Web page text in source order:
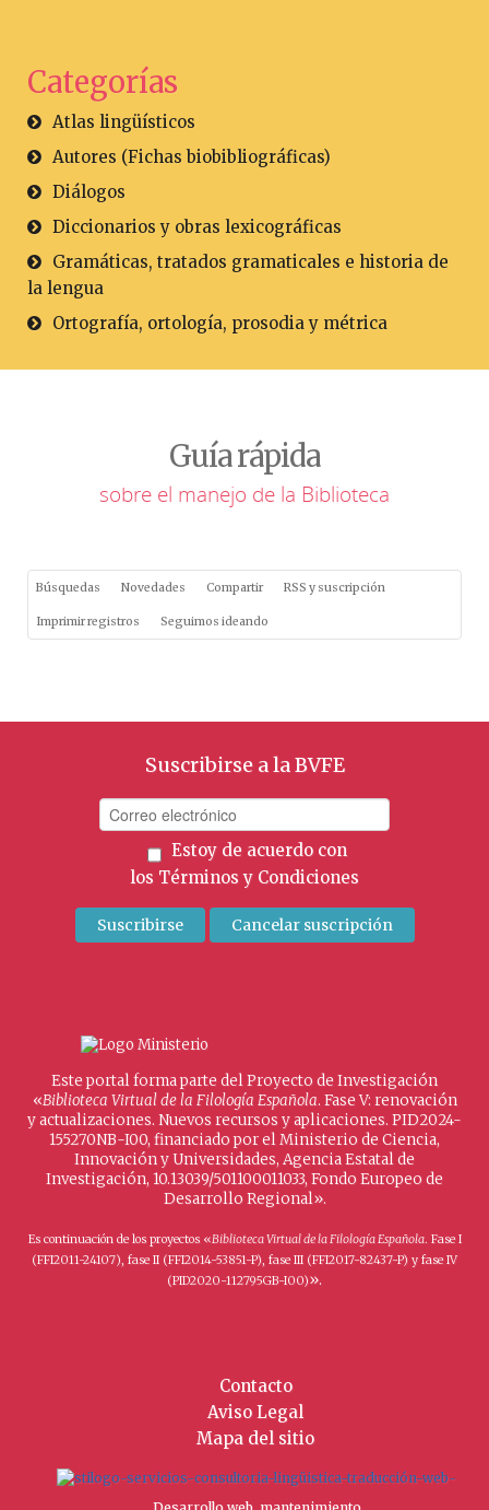
Categorías
Atlas lingüísticos
Autores (Fichas biobibliográficas)
Diálogos
Diccionarios y obras lexicográficas
Gramáticas, tratados gramaticales e historia de
la lengua
Ortografía, ortología, prosodia y métrica
Guía rápida
sobre el manejo de la Biblioteca
Búsquedas Novedades Compartir RSS y suscripción
Imprimir registros Seguimos ideando
Suscribirse a la BVFE
Estoy de acuerdo con
los Términos y Condiciones
Este portal forma parte del Proyecto de Investigación
«Biblioteca Virtual de la Filología Española. Fase V: renovación
y actualizaciones. Nuevos recursos y aplicaciones. PID2024-
155270NB-I00, financiado por el Ministerio de Ciencia,
Innovación y Universidades, Agencia Estatal de
Investigación, 10.13039/501100011033, Fondo Europeo de
Desarrollo Regional».
Es continuación de los proyectos «Biblioteca Virtual de la Filología Española. Fase I
(FFI2011-24107), fase II (FFI2014-53851-P), fase III (FFI2017-82437-P) y fase IV
(PID2020-112795GB-I00)».
Contacto
Aviso Legal
Mapa del sitio